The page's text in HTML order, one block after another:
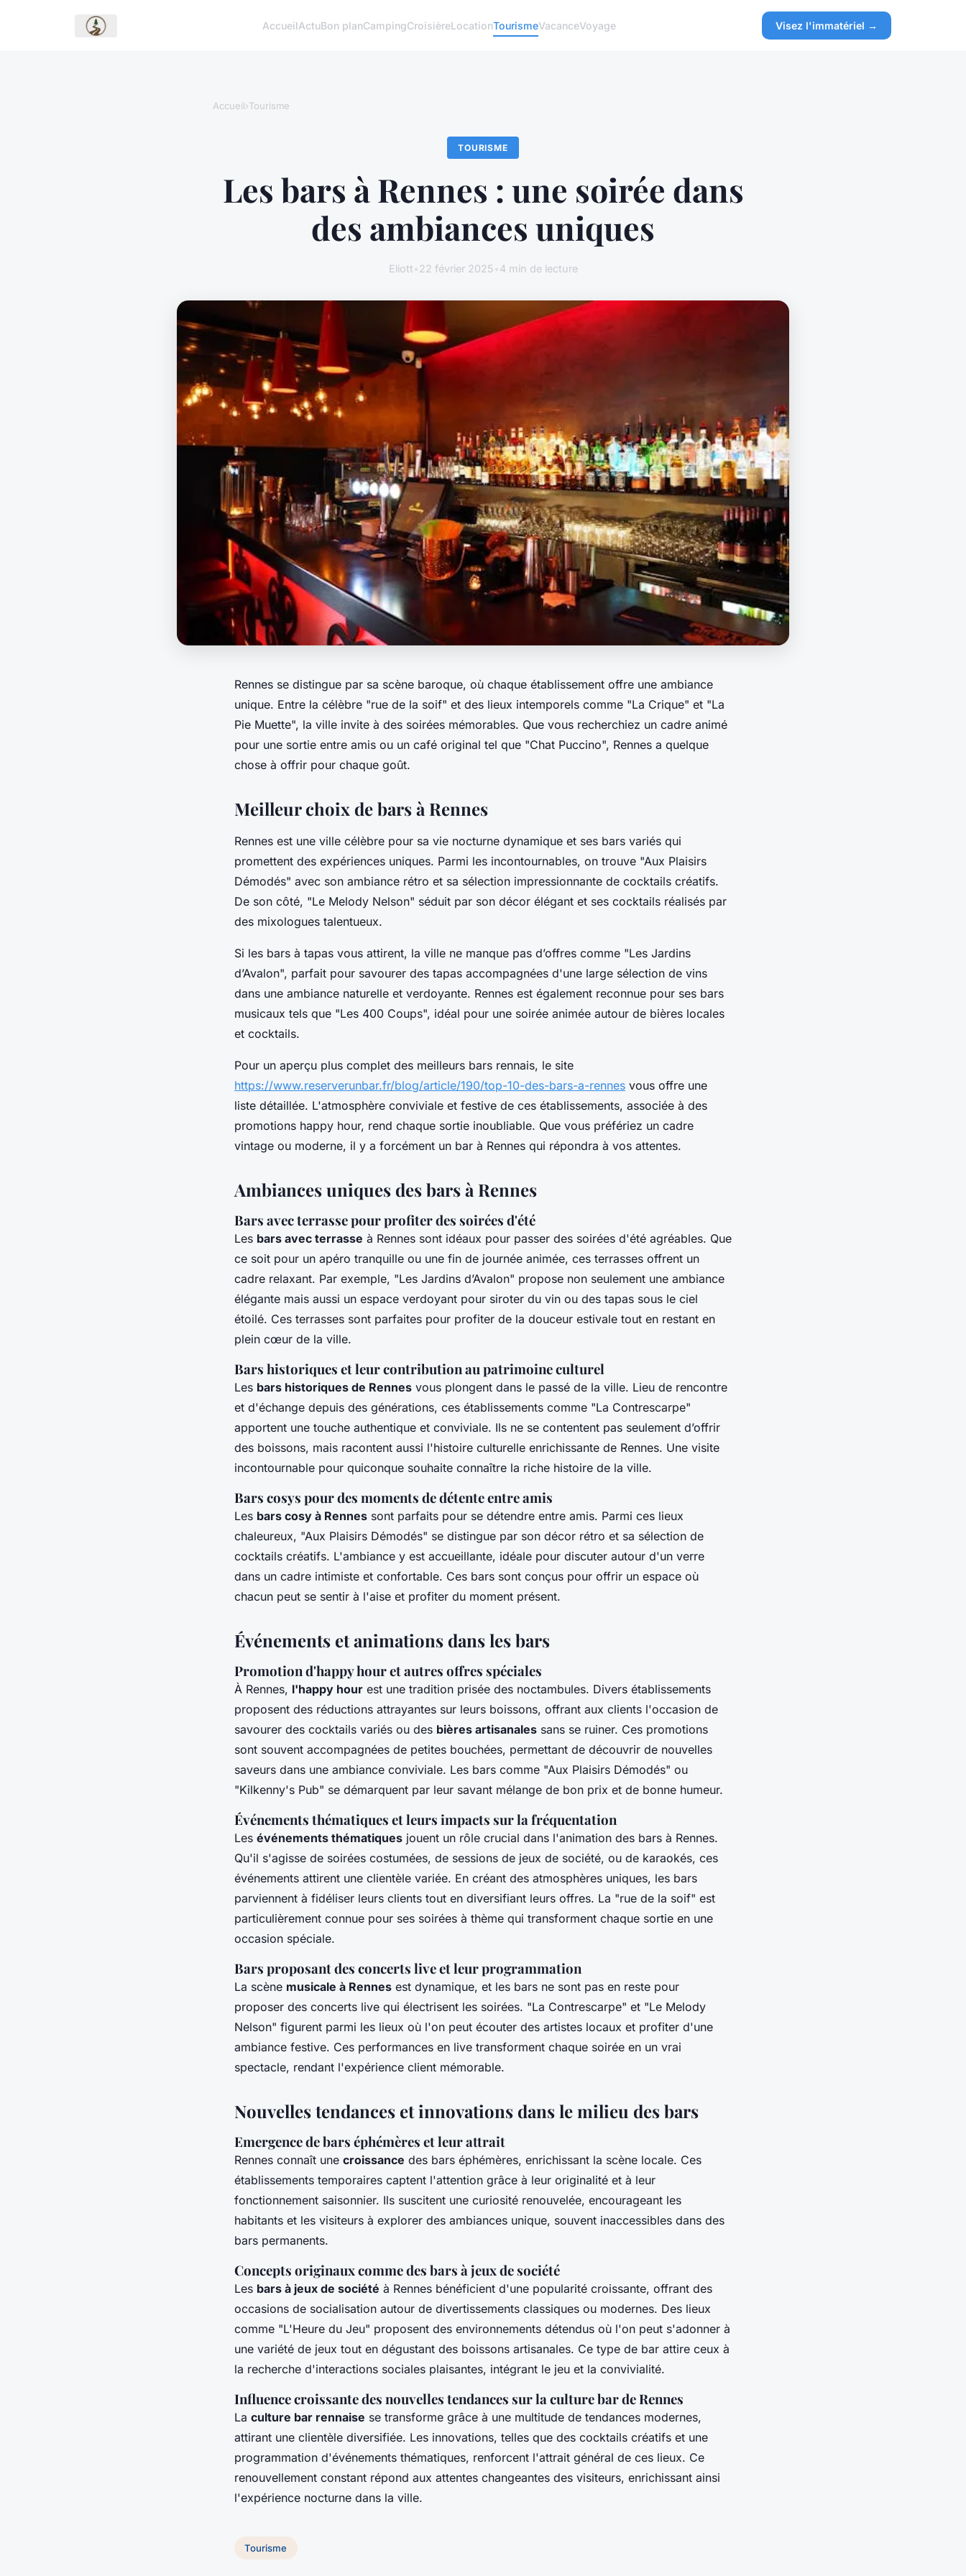
AccueilActuBon planCampingCroisièreLocationTourismeVacanceVoyage Visez l'immatériel →
Accueil›Tourisme
TOURISME
Les bars à Rennes : une soirée dans
des ambiances uniques
Eliott 22 février 2025 4 min de lecture
Rennes se distingue par sa scène baroque, où chaque établissement offre une ambiance
unique. Entre la célèbre "rue de la soif" et des lieux intemporels comme "La Crique" et "La
Pie Muette", la ville invite à des soirées mémorables. Que vous recherchiez un cadre animé
pour une sortie entre amis ou un café original tel que "Chat Puccino", Rennes a quelque
chose à offrir pour chaque goût.
Meilleur choix de bars à Rennes
Rennes est une ville célèbre pour sa vie nocturne dynamique et ses bars variés qui
promettent des expériences uniques. Parmi les incontournables, on trouve "Aux Plaisirs
Démodés" avec son ambiance rétro et sa sélection impressionnante de cocktails créatifs.
De son côté, "Le Melody Nelson" séduit par son décor élégant et ses cocktails réalisés par
des mixologues talentueux.
Si les bars à tapas vous attirent, la ville ne manque pas d’offres comme "Les Jardins
d’Avalon", parfait pour savourer des tapas accompagnées d'une large sélection de vins
dans une ambiance naturelle et verdoyante. Rennes est également reconnue pour ses bars
musicaux tels que "Les 400 Coups", idéal pour une soirée animée autour de bières locales
et cocktails.
Pour un aperçu plus complet des meilleurs bars rennais, le site
https://www.reserverunbar.fr/blog/article/190/top-10-des-bars-a-rennes vous offre une
liste détaillée. L'atmosphère conviviale et festive de ces établissements, associée à des
promotions happy hour, rend chaque sortie inoubliable. Que vous préfériez un cadre
vintage ou moderne, il y a forcément un bar à Rennes qui répondra à vos attentes.
Ambiances uniques des bars à Rennes
Bars avec terrasse pour profiter des soirées d'été
Les bars avec terrasse à Rennes sont idéaux pour passer des soirées d'été agréables. Que
ce soit pour un apéro tranquille ou une fin de journée animée, ces terrasses offrent un
cadre relaxant. Par exemple, "Les Jardins d’Avalon" propose non seulement une ambiance
élégante mais aussi un espace verdoyant pour siroter du vin ou des tapas sous le ciel
étoilé. Ces terrasses sont parfaites pour profiter de la douceur estivale tout en restant en
plein cœur de la ville.
Bars historiques et leur contribution au patrimoine culturel
Les bars historiques de Rennes vous plongent dans le passé de la ville. Lieu de rencontre
et d'échange depuis des générations, ces établissements comme "La Contrescarpe"
apportent une touche authentique et conviviale. Ils ne se contentent pas seulement d’offrir
des boissons, mais racontent aussi l'histoire culturelle enrichissante de Rennes. Une visite
incontournable pour quiconque souhaite connaître la riche histoire de la ville.
Bars cosys pour des moments de détente entre amis
Les bars cosy à Rennes sont parfaits pour se détendre entre amis. Parmi ces lieux
chaleureux, "Aux Plaisirs Démodés" se distingue par son décor rétro et sa sélection de
cocktails créatifs. L'ambiance y est accueillante, idéale pour discuter autour d'un verre
dans un cadre intimiste et confortable. Ces bars sont conçus pour offrir un espace où
chacun peut se sentir à l'aise et profiter du moment présent.
Événements et animations dans les bars
Promotion d'happy hour et autres offres spéciales
À Rennes, l'happy hour est une tradition prisée des noctambules. Divers établissements
proposent des réductions attrayantes sur leurs boissons, offrant aux clients l'occasion de
savourer des cocktails variés ou des bières artisanales sans se ruiner. Ces promotions
sont souvent accompagnées de petites bouchées, permettant de découvrir de nouvelles
saveurs dans une ambiance conviviale. Les bars comme "Aux Plaisirs Démodés" ou
"Kilkenny's Pub" se démarquent par leur savant mélange de bon prix et de bonne humeur.
Événements thématiques et leurs impacts sur la fréquentation
Les événements thématiques jouent un rôle crucial dans l'animation des bars à Rennes.
Qu'il s'agisse de soirées costumées, de sessions de jeux de société, ou de karaokés, ces
événements attirent une clientèle variée. En créant des atmosphères uniques, les bars
parviennent à fidéliser leurs clients tout en diversifiant leurs offres. La "rue de la soif" est
particulièrement connue pour ses soirées à thème qui transforment chaque sortie en une
occasion spéciale.
Bars proposant des concerts live et leur programmation
La scène musicale à Rennes est dynamique, et les bars ne sont pas en reste pour
proposer des concerts live qui électrisent les soirées. "La Contrescarpe" et "Le Melody
Nelson" figurent parmi les lieux où l'on peut écouter des artistes locaux et profiter d'une
ambiance festive. Ces performances en live transforment chaque soirée en un vrai
spectacle, rendant l'expérience client mémorable.
Nouvelles tendances et innovations dans le milieu des bars
Emergence de bars éphémères et leur attrait
Rennes connaît une croissance des bars éphémères, enrichissant la scène locale. Ces
établissements temporaires captent l'attention grâce à leur originalité et à leur
fonctionnement saisonnier. Ils suscitent une curiosité renouvelée, encourageant les
habitants et les visiteurs à explorer des ambiances unique, souvent inaccessibles dans des
bars permanents.
Concepts originaux comme des bars à jeux de société
Les bars à jeux de société à Rennes bénéficient d'une popularité croissante, offrant des
occasions de socialisation autour de divertissements classiques ou modernes. Des lieux
comme "L'Heure du Jeu" proposent des environnements détendus où l'on peut s'adonner à
une variété de jeux tout en dégustant des boissons artisanales. Ce type de bar attire ceux à
la recherche d'interactions sociales plaisantes, intégrant le jeu et la convivialité.
Influence croissante des nouvelles tendances sur la culture bar de Rennes
La culture bar rennaise se transforme grâce à une multitude de tendances modernes,
attirant une clientèle diversifiée. Les innovations, telles que des cocktails créatifs et une
programmation d'événements thématiques, renforcent l'attrait général de ces lieux. Ce
renouvellement constant répond aux attentes changeantes des visiteurs, enrichissant ainsi
l'expérience nocturne dans la ville.
Tourisme